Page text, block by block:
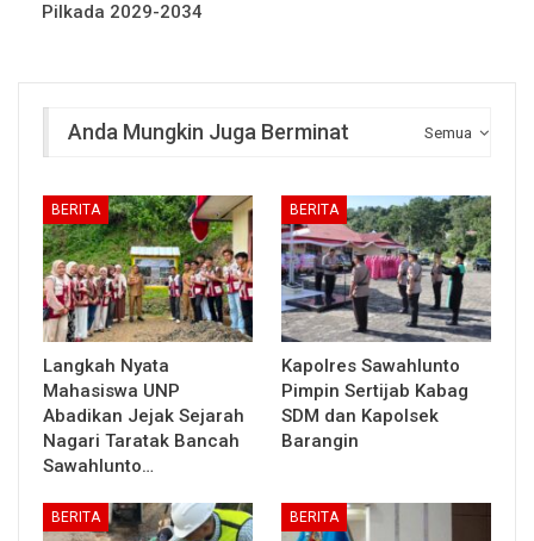
Pilkada 2029-2034
Semua
Anda Mungkin Juga Berminat
BERITA
Langkah Nyata
Mahasiswa UNP
Abadikan Jejak Sejarah
Nagari Taratak Bancah
Sawahlunto…
BERITA
Kapolres Sawahlunto
Pimpin Sertijab Kabag
SDM dan Kapolsek
Barangin
BERITA BERITA